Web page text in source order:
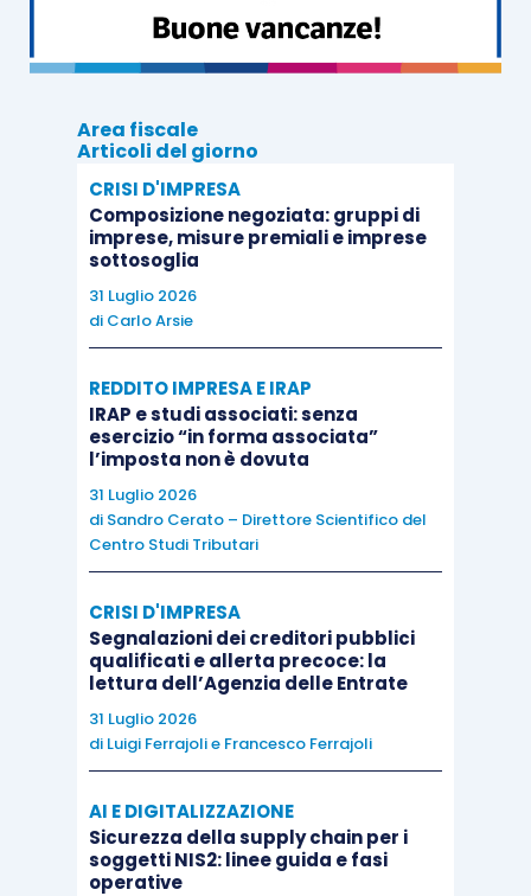
codice tributo 6830denominato “
Irpef derivante dalle ritenute residue riattribuite dai
sezione Erario, indicando quale anno di
riferimento quello relativo al periodo di imposta
cui il credito sorge.
parte di ritenute lasciate a disposizione
dell’associazione. In base all’esempio fatto,
considerando un ammontare di ritenute residuo
pari ad euro 65.000,00, si registrerà la seguente
scrittura:
Diversi a Banca c/c
Socio X
c/prelevamenti
Socio Y c/ prelevamenti
19.324,50
Socio Z c/prelevamenti
Area fiscale
Articoli del giorno
CRISI D'IMPRESA
Composizione negoziata: gruppi di
imprese, misure premiali e imprese
sottosoglia
31 Luglio 2026
di Carlo Arsie
REDDITO IMPRESA E IRAP
IRAP e studi associati: senza
esercizio “in forma associata”
l’imposta non è dovuta
31 Luglio 2026
di Sandro Cerato – Direttore Scientifico del
Centro Studi Tributari
CRISI D'IMPRESA
Segnalazioni dei creditori pubblici
qualificati e allerta precoce: la
lettura dell’Agenzia delle Entrate
31 Luglio 2026
di Luigi Ferrajolie Francesco Ferrajoli
AI E DIGITALIZZAZIONE
Sicurezza della supply chain per i
soggetti NIS2: linee guida e fasi
operative